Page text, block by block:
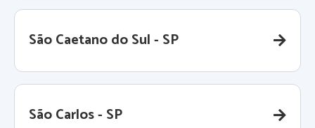
São Caetano do Sul - SP
São Carlos - SP